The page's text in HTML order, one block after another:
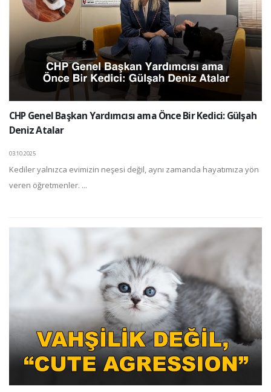
CHP Genel Başkan Yardımcısı ama Önce Bir Kedici: Gülşah
Deniz Atalar
03.10.2025
Kediler yalnızca evimizin neşesi değil, aynı zamanda hayatımıza yön
veren öğretmenler. ...